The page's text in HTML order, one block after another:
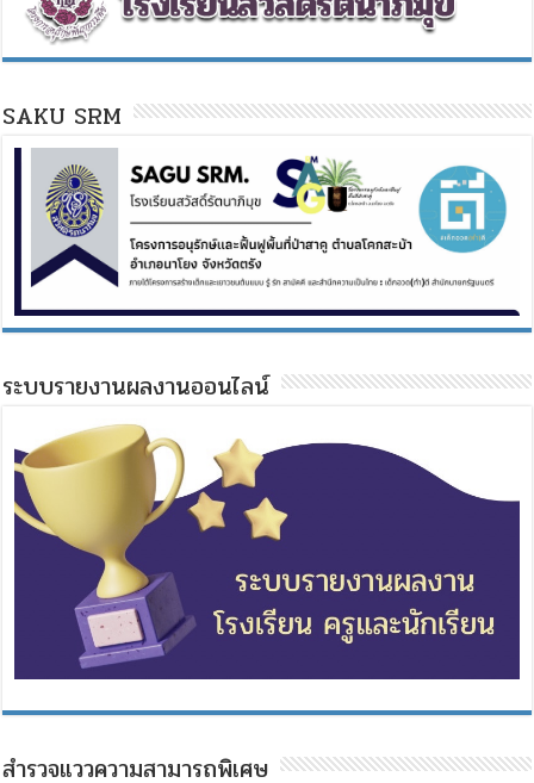
SAKU SRM
ระบบรายงานผลงานออนไลน์
สำรวจแววความสามารถพิเศษ